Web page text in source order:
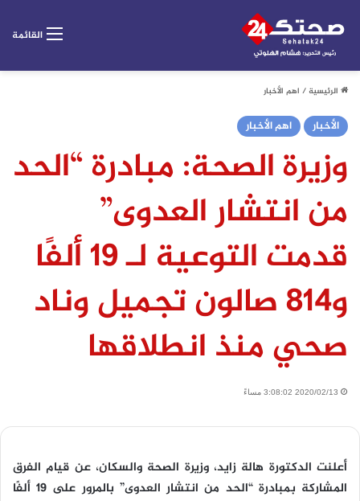
القائمة
الرئيسية/ اهم الأخبار
الأخبار اهم الأخبار
وزيرة الصحة: مبادرة “الحد
من انتشار العدوى”
قدمت التوعية لـ 19 ألفًا
و814 صالون تجميل وناد
صحي منذ انطلاقها
2020/02/13 3:08:02 مساءً
أعلنت الدكتورة هالة زايد، وزيرة الصحة والسكان، عن قيام الفرق
المشاركة بمبادرة “الحد من انتشار العدوى” بالمرور على 19 ألفًا